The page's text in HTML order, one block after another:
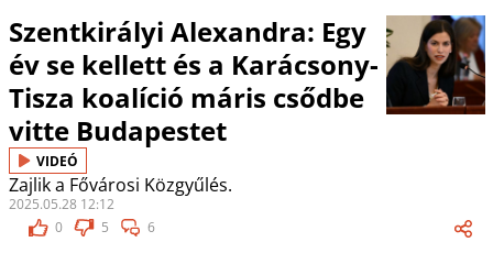
Szentkirályi Alexandra: Egy
év se kellett és a Karácsony-
Tisza koalíció máris csődbe
vitte Budapestet
VIDEÓ
Zajlik a Fővárosi Közgyűlés.
2025.05.28 12:12
0
5 6